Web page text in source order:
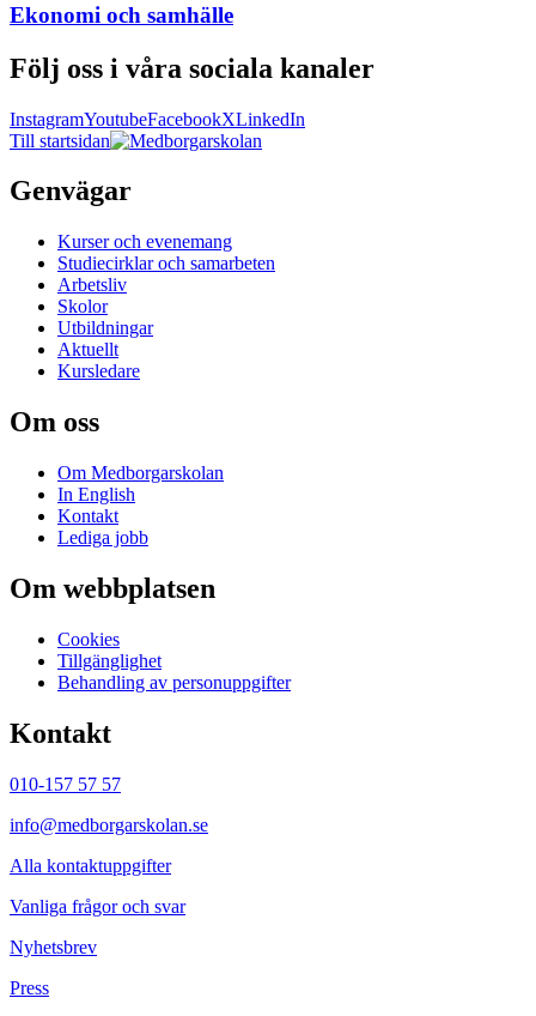
Ekonomi och samhälle
Följ oss i våra sociala kanaler
InstagramYoutubeFacebookXLinkedIn
Till startsidan
Genvägar
Kurser och evenemang
Studiecirklar och samarbeten
Arbetsliv
Skolor
Utbildningar
Aktuellt
Kursledare
Om oss
Om Medborgarskolan
In English
Kontakt
Lediga jobb
Om webbplatsen
Cookies
Tillgänglighet
Behandling av personuppgifter
Kontakt
010-157 57 57
info@medborgarskolan.se
Alla kontaktuppgifter
Vanliga frågor och svar
Nyhetsbrev
Press